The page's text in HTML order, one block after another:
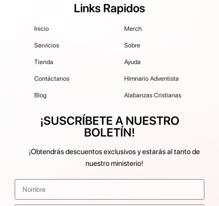
Links Rapidos
Inicio
Servicios
Tienda
Contáctanos
Blog
Merch
Sobre
Ayuda
Himnario Adventista
Alabanzas Cristianas
¡SUSCRÍBETE A NUESTRO
BOLETÍN!
¡Obtendrás descuentos exclusivos y estarás al tanto de
nuestro ministerio!